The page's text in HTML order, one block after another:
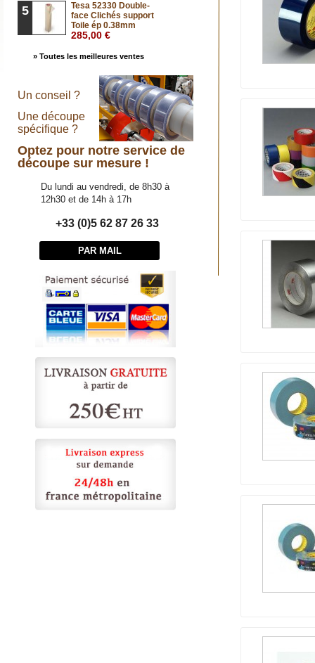
5
Tesa 52330 Double-
face Clichés support
Toile ép 0.38mm
285,00 €
» Toutes les meilleures ventes
Un conseil ?
Une découpe
spécifique ?
Optez pour notre service de
découpe sur mesure !
Du lundi au vendredi, de 8h30 à
12h30 et de 14h à 17h
+33 (0)5 62 87 26 33
PAR MAIL